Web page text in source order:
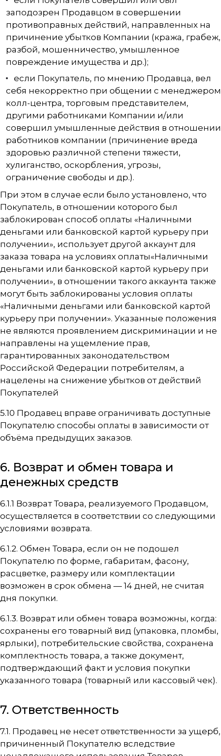
заподозрен Продавцом в совершении
противоправных действий, направленных на
причинение убытков Компании (кража, грабеж,
разбой, мошенничество, умышленное
повреждение имущества и др.);
если Покупатель, по мнению Продавца, вел
себя некорректно при общении с менеджером
колл-центра, торговым представителем,
другими работниками Компании и/или
совершил умышленные действия в отношении
работников компании (причинение вреда
здоровью различной степени тяжести,
хулиганство, оскорбления, угрозы,
ограничение свободы и др.).
При этом в случае если было установлено, что
Покупатель, в отношении которого был
заблокирован способ оплаты «Наличными
деньгами или банковской картой курьеру при
получении», использует другой аккаунт для
заказа товара на условиях оплаты«Наличными
деньгами или банковской картой курьеру при
получении», в отношении такого аккаунта также
могут быть заблокированы условия оплаты
«Наличными деньгами или банковской картой
курьеру при получении». Указанные положения
не являются проявлением дискриминации и не
направлены на ущемление прав,
гарантированных законодательством
Российской Федерации потребителям, а
нацелены на снижение убытков от действий
Покупателей
5.10 Продавец вправе ограничивать доступные
Покупателю способы оплаты в зависимости от
объёма предыдущих заказов.
6. Возврат и обмен товара и
денежных средств
6.1.1 Возврат Товара, реализуемого Продавцом,
осуществляется в соответствии со следующими
условиями возврата.
6.1.2. Обмен Товара, если он не подошел
Покупателю по форме, габаритам, фасону,
расцветке, размеру или комплектации
возможен в срок обмена — 14 дней, не считая
дня покупки.
6.1.3. Возврат или обмен товара возможны, когда:
сохранены его товарный вид (упаковка, пломбы,
ярлыки), потребительские свойства, сохранена
комплектность товара, а также документ,
подтверждающий факт и условия покупки
указанного товара (товарный или кассовый чек).
7. Ответственность
7.1. Продавец не несет ответственности за ущерб,
причиненный Покупателю вследствие